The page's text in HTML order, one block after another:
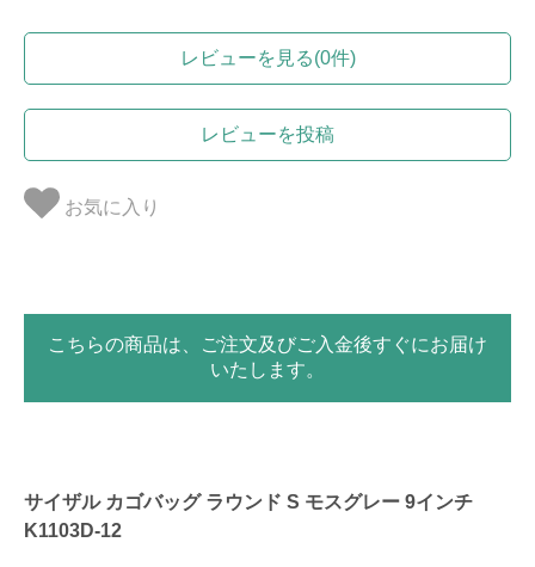
レビューを見る(0件)
レビューを投稿
お気に入り
こちらの商品は、ご注文及びご入金後すぐにお届け
いたします。
サイザル カゴバッグ ラウンド S モスグレー 9インチ
K1103D-12